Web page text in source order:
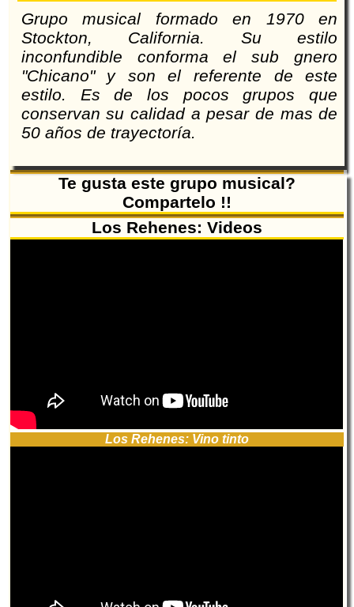
Grupo musical formado en 1970 en
Stockton, California. Su estilo
inconfundible conforma el sub gnero
"Chicano" y son el referente de este
estilo. Es de los pocos grupos que
conservan su calidad a pesar de mas de
50 años de trayectoría.
Te gusta este grupo musical?
Compartelo !!
Los Rehenes: Videos
Los Rehenes: Vino tinto